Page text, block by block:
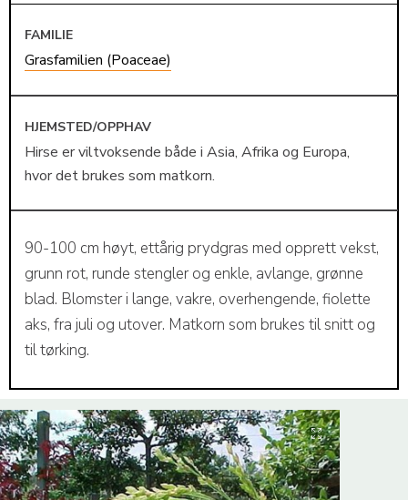
FAMILIE
Grasfamilien (Poaceae)
HJEMSTED/OPPHAV
Hirse er viltvoksende både i Asia, Afrika og Europa,
hvor det brukes som matkorn.
90-100 cm høyt, ettårig prydgras med opprett vekst,
grunn rot, runde stengler og enkle, avlange, grønne
blad. Blomster i lange, vakre, overhengende, fiolette
aks, fra juli og utover. Matkorn som brukes til snitt og
til tørking.